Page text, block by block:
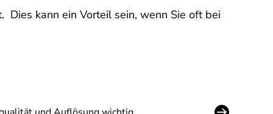
kann ein Vorteil sein, wenn Sie oft bei